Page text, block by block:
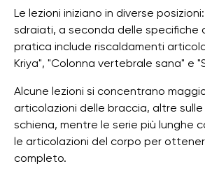
Le lezioni iniziano in diverse
sdraiati, a seconda delle specifiche
pratica include riscaldamenti
Kriya", "Colonna vertebrale sana" e
Alcune lezioni si concentrano
articolazioni delle braccia, altre
schiena, mentre le serie più lunghe
le articolazioni del corpo per
completo.